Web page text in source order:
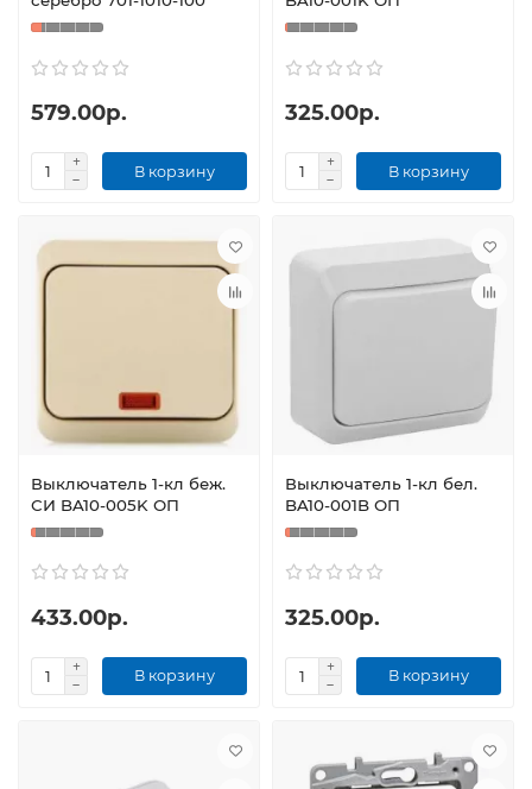
579.00р.
В корзину
325.00р.
В корзину
Выключатель 1-кл беж.
СИ BA10-005K ОП
433.00р.
В корзину
Выключатель 1-кл бел.
BA10-001B ОП
325.00р.
В корзину